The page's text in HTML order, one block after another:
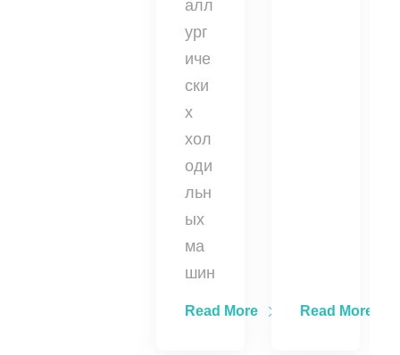
алл
ург
иче
ски
х
хол
оди
льн
ых
ма
шин
Read More Read More